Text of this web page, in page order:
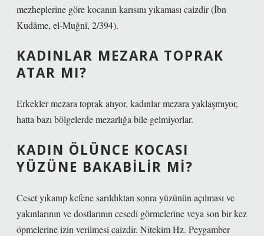
mezheplerine göre kocanın karısını yıkaması caizdir (İbn
Kudâme, el-Muğnî, 2/394).
KADINLAR MEZARA TOPRAK
ATAR MI?
Erkekler mezara toprak atıyor, kadınlar mezara yaklaşmıyor,
hatta bazı bölgelerde mezarlığa bile gelmiyorlar.
KADIN ÖLÜNCE KOCASI
YÜZÜNE BAKABILIR MI?
Ceset yıkanıp kefene sarıldıktan sonra yüzünün açılması ve
yakınlarının ve dostlarının cesedi görmelerine veya son bir kez
öpmelerine izin verilmesi caizdir. Nitekim Hz. Peygamber